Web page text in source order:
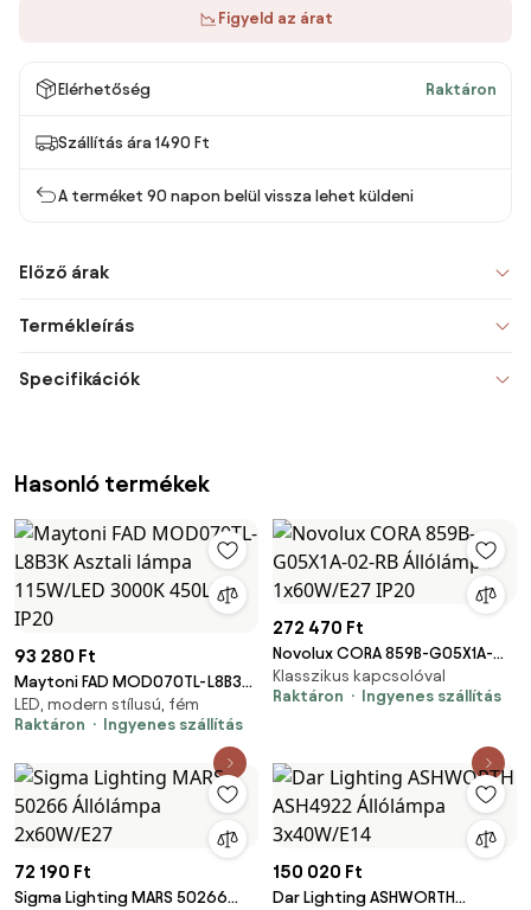
Figyeld az árat
Elérhetőség Raktáron
Szállítás ára 1490 Ft
A terméket 90 napon belül vissza lehet küldeni
Előző árak
Termékleírás
Specifikációk
Hasonló termékek
93 280 Ft
Maytoni FAD MOD070TL-L8B3K
Asztali lámpa 115W/LED 3000K
450LM IP20
LED, modern stílusú, fém
Raktáron
Ingyenes szállítás
272 470 Ft
Novolux CORA 859B-G05X1A-
02-RB Állólámpa 1x60W/E27 IP20
Klasszikus kapcsolóval
Raktáron
Ingyenes szállítás
72 190 Ft
Sigma Lighting MARS 50266
150 020 Ft
Dar Lighting ASHWORTH